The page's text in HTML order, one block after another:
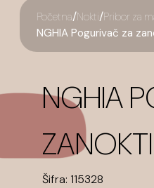
Početna/Nokti/Pribor za
NGHIA Pogurivač za
NGHIA
Šifra: 115328